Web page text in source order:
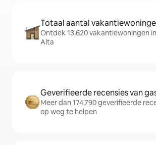
Totaal aantal
Ontdek 13.620 vakantiewoningen
Alta
Geverifieerde recensies van
Meer dan 174.790 geverifieerde
op weg te helpen